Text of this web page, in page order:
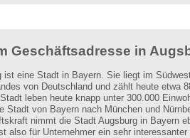
Geschäftsadresse in
ist eine Stadt in Bayern. Sie liegt im
von Deutschland und zählt heute etwa
leben heute knapp unter 300.000
Stadt von Bayern nach München und
nimmt die Stadt Augsburg in Bayern
also für Unternehmer ein sehr interessanter